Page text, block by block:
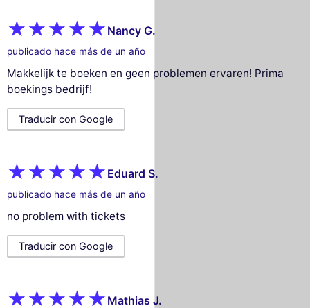
Nancy G.
publicado hace más de un año
Makkelijk te boeken en geen problemen ervaren! Prima
boekings bedrijf!
Traducir con Google
Eduard S.
publicado hace más de un año
no problem with tickets
Traducir con Google
Mathias J.